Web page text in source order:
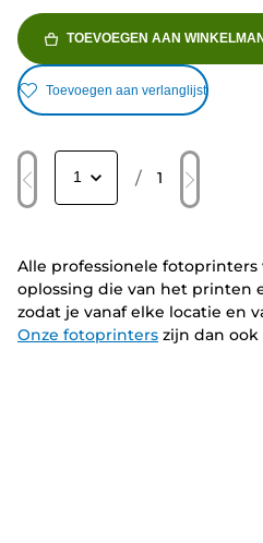
TOEVOEGEN AAN
Toevoegen aan verlanglijst
/ 1
Alle professionele
oplossing die van het printen
zodat je vanaf elke locatie en
Onze fotoprinters zijn dan